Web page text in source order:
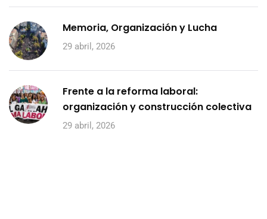
Memoria, Organización y Lucha
29 abril, 2026
Frente a la reforma laboral:
organización y construcción colectiva
29 abril, 2026